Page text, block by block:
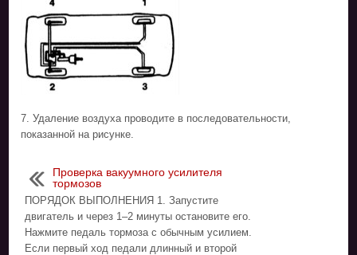
7. Удаление воздуха проводите в последовательности,
показанной на рисунке.
Проверка вакуумного усилителя
тормозов
ПОРЯДОК ВЫПОЛНЕНИЯ 1. Запустите
двигатель и через 1–2 минуты остановите его.
Нажмите педаль тормоза с обычным усилием.
Если первый ход педали длинный и второй